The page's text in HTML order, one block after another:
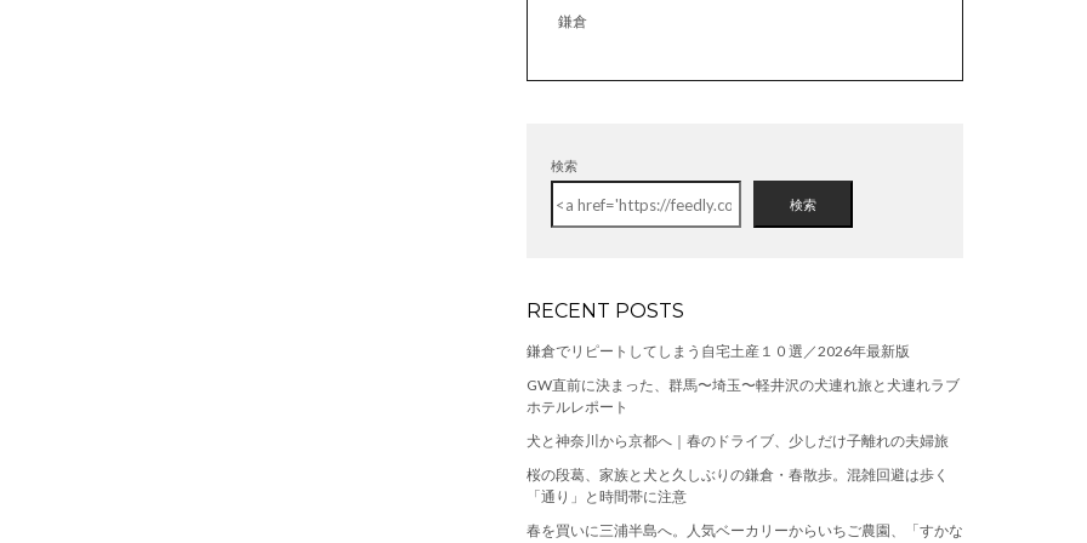
鎌倉
検索
検索
RECENT POSTS
鎌倉でリピートしてしまう自宅土産１０選／2026年最新版
GW直前に決まった、群馬〜埼玉〜軽井沢の犬連れ旅と犬連れラブ
ホテルレポート
犬と神奈川から京都へ｜春のドライブ、少しだけ子離れの夫婦旅
桜の段葛、家族と犬と久しぶりの鎌倉・春散歩。混雑回避は歩く
「通り」と時間帯に注意
春を買いに三浦半島へ。人気ベーカリーからいちご農園、「すかな